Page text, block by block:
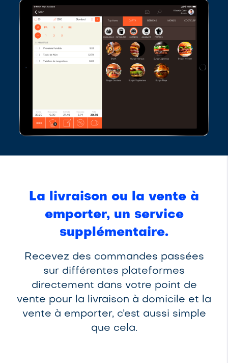
La livraison ou la vente à
emporter, un service
supplémentaire.
Recevez des commandes passées
sur différentes plateformes
directement dans votre point de
vente pour la livraison à domicile et la
vente à emporter, c’est aussi simple
que cela.